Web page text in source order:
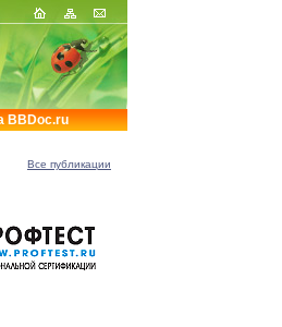
BBDoc.ru
Все публикации